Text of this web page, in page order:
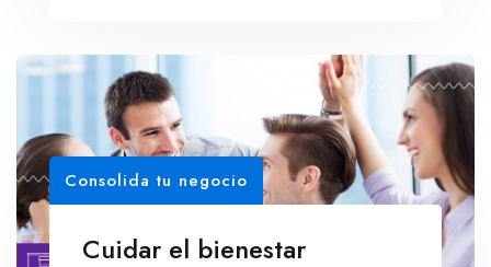
ascenso, son excluidas del sector
financiero y padecen de condiciones
adversas como el acoso laboral y la
violencia. Esta desigualdad no […]
Consolida tu negocio
Cuidar el bienestar